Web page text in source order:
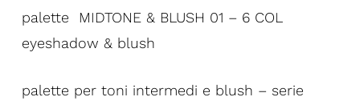
palette MIDTONE & BLUSH 01 – 6 COL
eyeshadow & blush
palette per toni intermedi e blush – serie